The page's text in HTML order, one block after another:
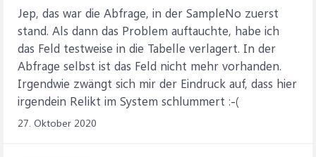
Jep, das war die Abfrage, in der SampleNo zuerst
stand. Als dann das Problem auftauchte, habe ich
das Feld testweise in die Tabelle verlagert. In der
Abfrage selbst ist das Feld nicht mehr vorhanden.
Irgendwie zwängt sich mir der Eindruck auf, dass hier
irgendein Relikt im System schlummert :-(
27. Oktober 2020